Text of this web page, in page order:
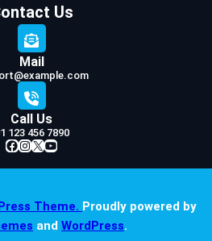
Us
Mail
Call Us
123 456 7890
Facebook InstagramX YouTube
Theme. Proudly powered by
and WordPress.